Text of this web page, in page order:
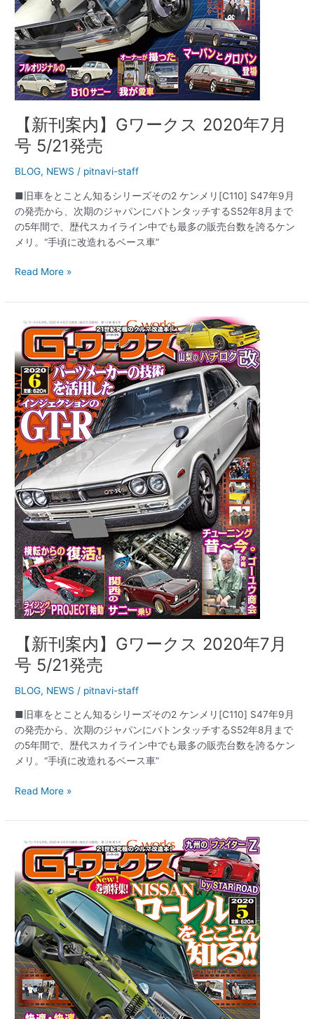
【新刊案内】Gワークス 2020年7月
号 5/21発売
BLOG, NEWS / pitnavi-staff
■旧車をとことん知るシリーズその2 ケンメリ[C110] S47年9月
の発売から、次期のジャパンにバトンタッチするS52年8月まで
の5年間で、歴代スカイライン中でも最多の販売台数を誇るケン
メリ。“手頃に改造れるベース車”
号
5/21
発
売
Read More »
【新刊案内】Gワークス 2020年7月
号 5/21発売
BLOG, NEWS / pitnavi-staff
■旧車をとことん知るシリーズその2 ケンメリ[C110] S47年9月
の発売から、次期のジャパンにバトンタッチするS52年8月まで
の5年間で、歴代スカイライン中でも最多の販売台数を誇るケン
メリ。“手頃に改造れるベース車”
【新
案
内】
G
ワ
ー
ク
ス
2020
年
7
月
号
5/21
発
売
Read More »
【新
案
内】
ワ
ー
ク
ス
2020
年
5